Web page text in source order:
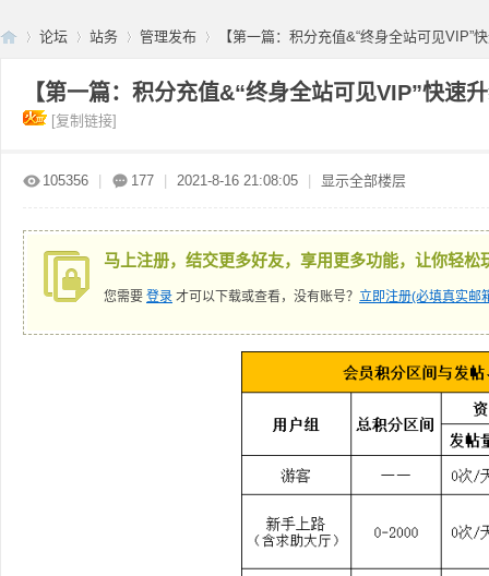
»
论坛
›
站务 管理发布 【第一篇：积分充值&“终身全站可见VIP”
【第一篇：积分充值&“终身全站可见VIP”快速
[复制链接]
105356 177 2021-8-16 21:08:05 显示全部楼层
马上注册，结交更多好友，享用更多功能，让你轻松
您需要 登录 才可以下载或查看，没有账号？ 立即注册(必填真实邮